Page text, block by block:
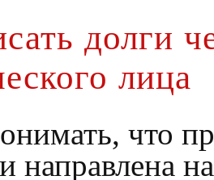
долги
лица
что
направлена